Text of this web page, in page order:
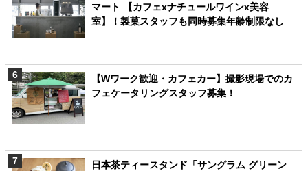
マート 【カフェxナチュールワインx美容
室】！製菓スタッフも同時募集年齢制限なし
【Wワーク歓迎・カフェカー】撮影現場でのカ
フェケータリングスタッフ募集！
日本茶ティースタンド「サングラム グリーン